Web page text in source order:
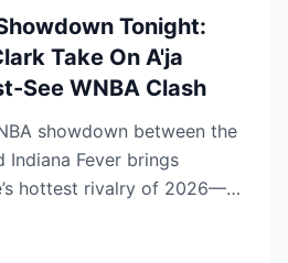
Tonight:
Take On A'ja
See WNBA Clash
showdown between the
Indiana Fever brings
hottest rivalry of 2026—